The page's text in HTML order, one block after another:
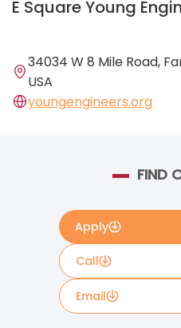
E Square Young
34034 W 8 Mile Road,
USA
youngengineers.org
FIND
Apply
Call
Email